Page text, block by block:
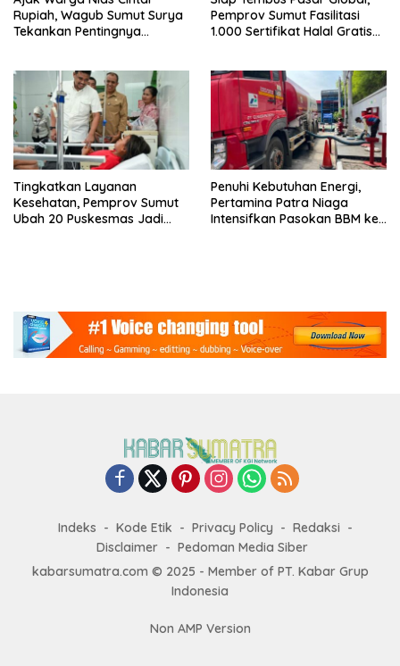
Rupiah, Wagub Sumut Surya
Tekankan Pentingnya
Pemprov Sumut Fasilitasi
1.000 Sertifikat Halal Gratis
Tingkatkan Layanan
Kesehatan, Pemprov Sumut
Ubah 20 Puskesmas Jadi
Penuhi Kebutuhan Energi,
Pertamina Patra Niaga
Intensifkan Pasokan BBM ke
Indeks Kode Etik Privacy Policy
Redaksi
Disclaimer
Pedoman Media Siber
kabarsumatra.com © 2025 - Member of PT. Kabar Grup
Indonesia
Non AMP Version